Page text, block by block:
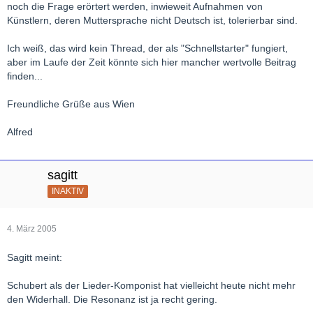
noch die Frage erörtert werden, inwieweit Aufnahmen von
Künstlern, deren Muttersprache nicht Deutsch ist, tolerierbar sind.
Ich weiß, das wird kein Thread, der als "Schnellstarter" fungiert,
aber im Laufe der Zeit könnte sich hier mancher wertvolle Beitrag
finden...
Freundliche Grüße aus Wien
Alfred
sagitt
INAKTIV
4. März 2005
Sagitt meint:
Schubert als der Lieder-Komponist hat vielleicht heute nicht mehr
den Widerhall. Die Resonanz ist ja recht gering.